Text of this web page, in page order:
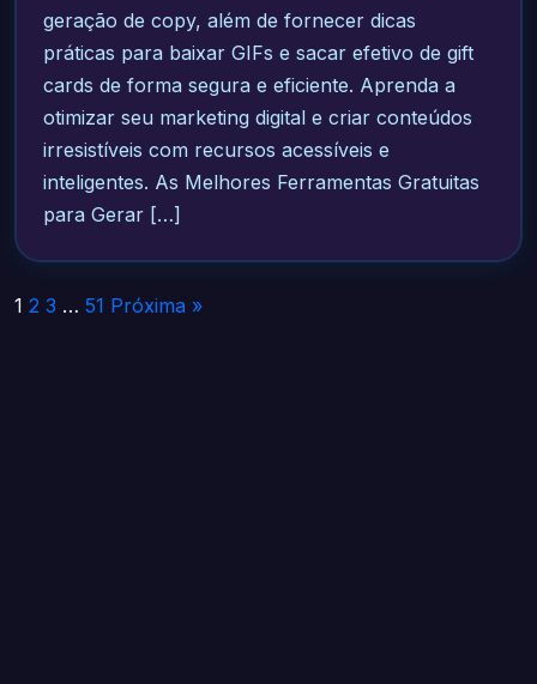
geração de copy, além de fornecer dicas
práticas para baixar GIFs e sacar efetivo de gift
cards de forma segura e eficiente. Aprenda a
otimizar seu marketing digital e criar conteúdos
irresistíveis com recursos acessíveis e
inteligentes. As Melhores Ferramentas Gratuitas
para Gerar […]
Paginação
1 2 3 … 51 Próxima »